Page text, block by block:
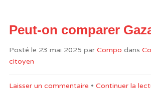
Peut-on comparer
Posté le 23 mai 2025 par Compo dans
citoyen
Laisser un commentaire • Continuer la